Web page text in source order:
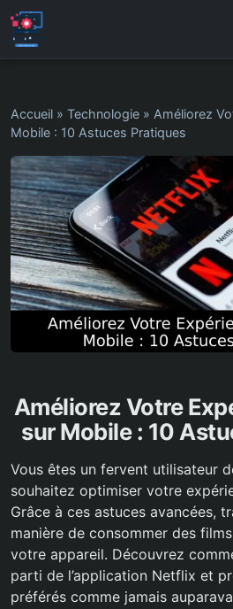
Accueil » Technologie » Améliorez
Mobile : 10 Astuces Pratiques
Améliorez Votre
sur Mobile : 10
Vous êtes un fervent utilisateur
souhaitez optimiser votre
Grâce à ces astuces avancées,
manière de consommer des
votre appareil. Découvrez
parti de l’application Netflix et
préférés comme jamais